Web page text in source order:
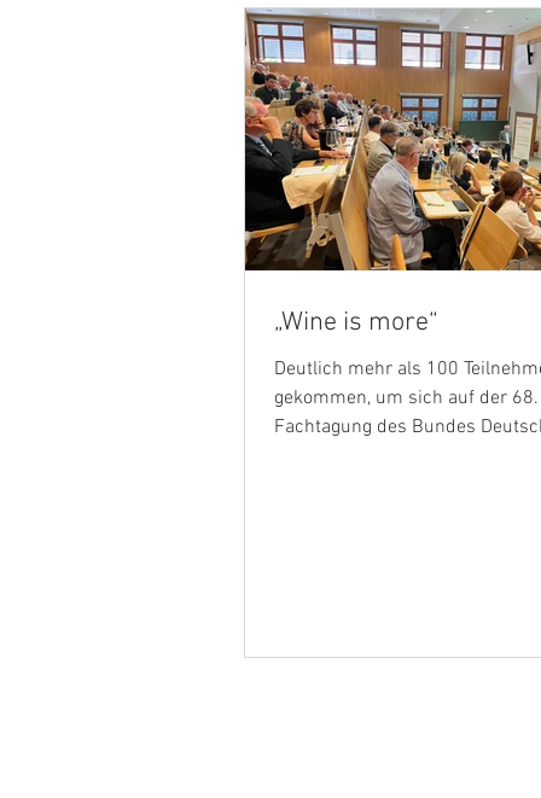
„Wine is more“
Deutlich mehr als 100
gekommen, um sich auf der 68.
Fachtagung des Bundes
Fischer präsentierte Ansätze zu